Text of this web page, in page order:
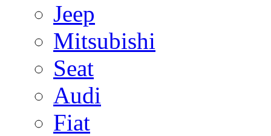
Jeep
Mitsubishi
Seat
Audi
Fiat